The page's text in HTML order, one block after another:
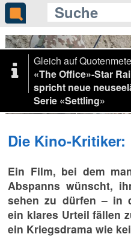
Gleich auf
«The Office»-Star
spricht neue
Serie «Settling»
Die Kino-Kritiker:
Ein Film, bei dem
Abspanns wünscht,
sehen zu dürfen – in
ein klares Urteil fällen
ein Kriegsdrama wie